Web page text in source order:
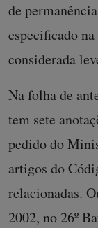
de
especificado
considerada
Na folha de
tem sete
pedido do
artigos do
relacionadas.
2002, no 26º